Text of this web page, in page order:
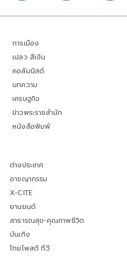
การเมือง
เปลว สีเงิน
คอลัมนิสต์
บทความ
เศรษฐกิจ
ข่าวพระราชสำนัก
หนังสือพิมพ์
ต่างประเทศ
อาชญากรรม
X-CITE
ยานยนต์
สาธารณสุข-คุณภาพชีวิต
บันเทิง
ไทยโพสต์ ทีวี